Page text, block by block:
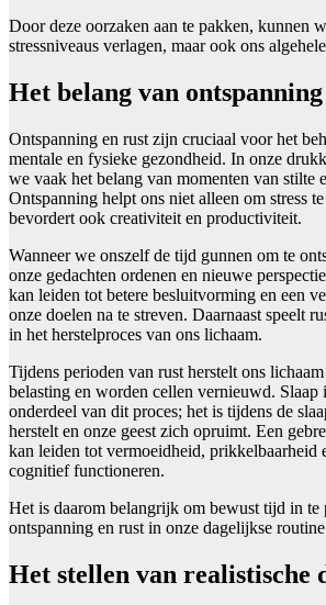
Door deze oorzaken aan te pakken, kunnen
stressniveaus verlagen, maar ook ons
Het belang van
Ontspanning en rust zijn cruciaal voor het
mentale en fysieke gezondheid. In onze
we vaak het belang van momenten van stilte
Ontspanning helpt ons niet alleen om stress
bevordert ook creativiteit en productiviteit.
Wanneer we onszelf de tijd gunnen om te
onze gedachten ordenen en nieuwe
kan leiden tot betere besluitvorming en een
onze doelen na te streven. Daarnaast speelt
in het herstelproces van ons lichaam.
Tijdens perioden van rust herstelt ons
belasting en worden cellen vernieuwd. Slaap
onderdeel van dit proces; het is tijdens de
herstelt en onze geest zich opruimt. Een
kan leiden tot vermoeidheid, prikkelbaarheid
cognitief functioneren.
Het is daarom belangrijk om bewust tijd in te
ontspanning en rust in onze dagelijkse
Het stellen van realistische